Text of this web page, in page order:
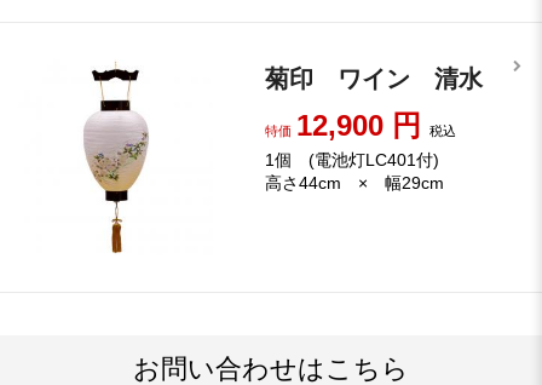
菊印 ワイン 清水
特価 12,900 円税込
1個 (電池灯LC401付)
高さ44cm × 幅29cm
お問い合わせはこちら